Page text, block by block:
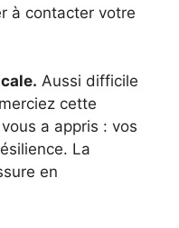
à contacter votre
Aussi difficile
cette
a appris : vos
La
en